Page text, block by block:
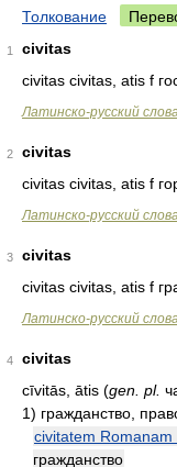
Толкование
1
civitas
civitas civitas, atis f
Латинско-русский
2
civitas
civitas civitas, atis f
Латинско-русский
3
civitas
civitas civitas, atis f
Латинско-русский
4
civitas
cīvitās, ātis (gen. pl.
1) гражданство,
civitatem Romanam
гражданство